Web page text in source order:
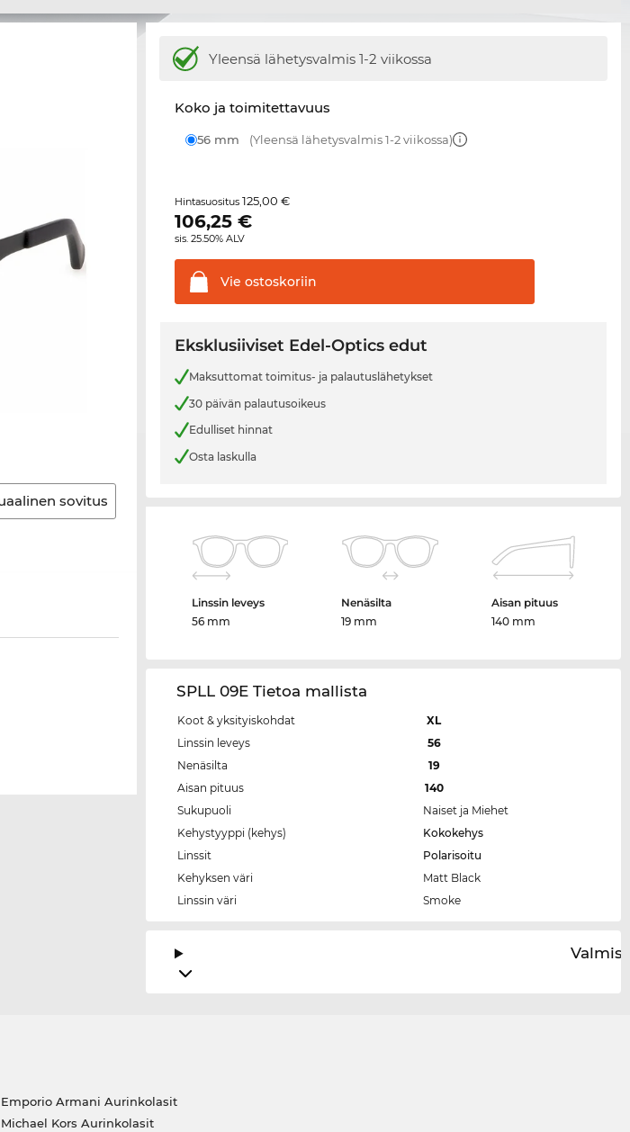
sovitus
Yleensä lähetysvalmis1-2 viikossa
Koko ja toimitettavuus
56 mm (Yleensä lähetysvalmis 1-2 viikossa)
Hintasuositus125,00 €
106,25 €
sis. 25.50% ALV
Vie ostoskoriin
Eksklusiiviset Edel-Optics edut
Maksuttomat toimitus- ja palautuslähetykset
30 päivän palautusoikeus
Edulliset hinnat
Osta laskulla
Linssin leveys
56 mm
Nenäsilta
19 mm
Aisan pituus
140 mm
SPLL 09E Tietoa mallista
Koot & yksityiskohdat
XL
Linssin leveys
56
Nenäsilta
19
Aisan pituus
140
Sukupuoli
Naiset ja Miehet
Kehystyyppi (kehys)
Kokokehys
Linssit
Polarisoitu
Kehyksen väri
Matt Black
Linssin väri
Smoke
Emporio Armani Aurinkolasit
Michael Kors Aurinkolasit